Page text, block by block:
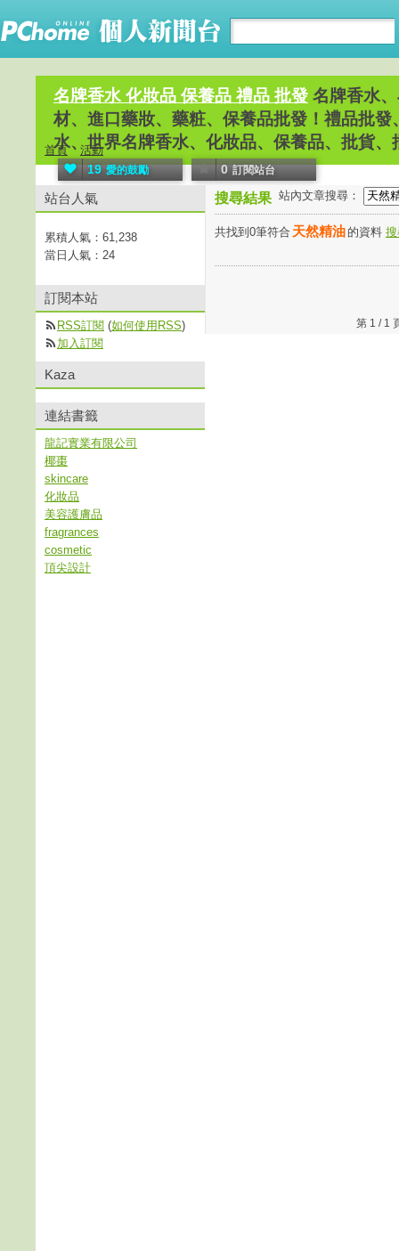
名牌香水 化妝品 保養品 禮品 批發 名牌香水
材、進口藥妝、藥粧、保養品批發！禮品批
水、世界名牌香水、化妝品、保養品、批貨、
19 愛的鼓勵 0 訂閱站台
首頁 活動
搜尋結果 站內文章搜尋：
共找到0筆符合 天然精油 的資料
第 1 /
站台人氣
累積人氣： 61,238
當日人氣： 24
訂閱本站
RSS訂閱 (如何使用RSS)
加入訂閱
Kaza
連結書籤
龍記實業有限公司
椰棗
skincare
化妝品
美容護膚品
fragrances
cosmetic
頂尖設計